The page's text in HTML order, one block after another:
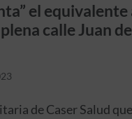
el equivalente
calle Juan
de Caser Salud